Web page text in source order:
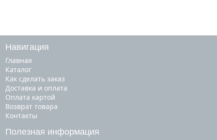
Навигация
Главная
Каталог
Как сделать заказ
Доставка и оплата
Оплата картой
Возврат товара
Контакты
Полезная информация